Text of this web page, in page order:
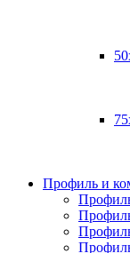
Профиль и